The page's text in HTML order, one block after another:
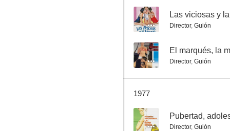
4 dólares de venganza
-- Las viciosas y
Director, Guión
-- El marqués, la
Director, Guión
1977
--
Director, Guión